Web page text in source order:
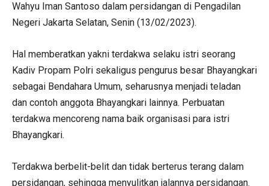
Wahyu Iman Santoso dalam persidangan di Pengadilan
Negeri Jakarta Selatan, Senin (13/02/2023).
Hal memberatkan yakni terdakwa selaku istri seorang
Kadiv Propam Polri sekaligus pengurus besar Bhayangkari
sebagai Bendahara Umum, seharusnya menjadi teladan
dan contoh anggota Bhayangkari lainnya. Perbuatan
terdakwa mencoreng nama baik organisasi para istri
Bhayangkari.
Terdakwa berbelit-belit dan tidak berterus terang dalam
persidangan, sehingga menyulitkan jalannya persidangan.